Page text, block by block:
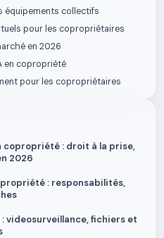
équipements collectifs
pour les copropriétaires
en 2026
en copropriété
pour les copropriétaires
copropriété : droit à la prise,
2026
: responsabilités,
videosurveillance, fichiers et